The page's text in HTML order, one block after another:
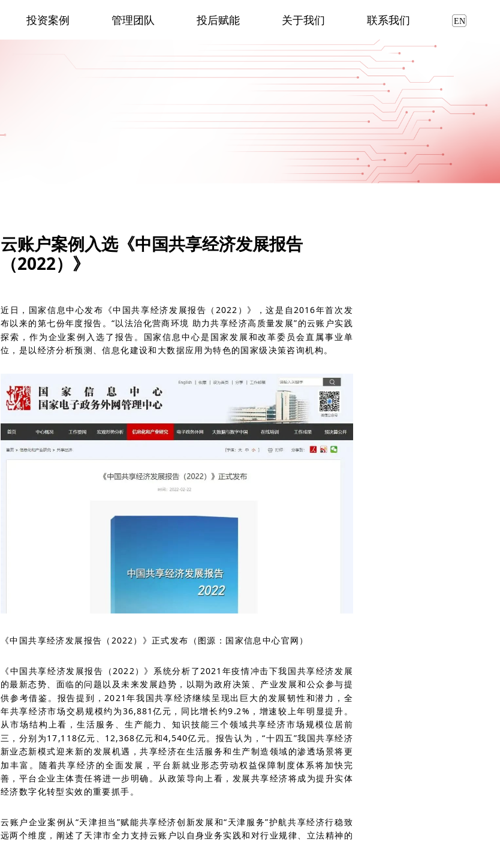
投资案例 管理团队 投后赋能 关于我们 联系我们
云账户案例入选《中国共享经济发展报告
（2022）》
近日，国家信息中心发布《中国共享经济发展报告（2022）》，这是自2016年首次发
布以来的第七份年度报告。“以法治化营商环境 助力共享经济高质量发展”的云账户实践
探索，作为企业案例入选了报告。国家信息中心是国家发展和改革委员会直属事业单
位，是以经济分析预测、信息化建设和大数据应用为特色的国家级决策咨询机构。
《中国共享经济发展报告（2022）》正式发布（图源：国家信息中心官网）
《中国共享经济发展报告（2022）》系统分析了2021年疫情冲击下我国共享经济发展
的最新态势、面临的问题以及未来发展趋势，以期为政府决策、产业发展和公众参与提
供参考借鉴。报告提到，2021年我国共享经济继续呈现出巨大的发展韧性和潜力，全
年共享经济市场交易规模约为36,881亿元，同比增长约9.2%，增速较上年明显提升。
从市场结构上看，生活服务、生产能力、知识技能三个领域共享经济市场规模位居前
三，分别为17,118亿元、12,368亿元和4,540亿元。报告认为，“十四五”我国共享经济
新业态新模式迎来新的发展机遇，共享经济在生活服务和生产制造领域的渗透场景将更
加丰富。随着共享经济的全面发展，平台新就业形态劳动权益保障制度体系将加快完
善，平台企业主体责任将进一步明确。从政策导向上看，发展共享经济将成为提升实体
经济数字化转型实效的重要抓手。
云账户企业案例从“天津担当”赋能共享经济创新发展和“天津服务”护航共享经济行稳致
远两个维度，阐述了天津市全力支持云账户以自身业务实践和对行业规律、立法精神的